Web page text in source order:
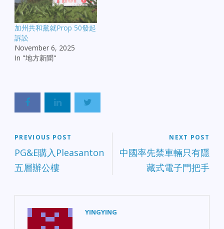
加州共和黨就Prop 50發起
訴訟
November 6, 2025
In "地方新聞"
PREVIOUS POST
PG&E購入Pleasanton
五層辦公樓
NEXT POST
中國率先禁車輛只有隱
藏式電子門把手
YINGYING